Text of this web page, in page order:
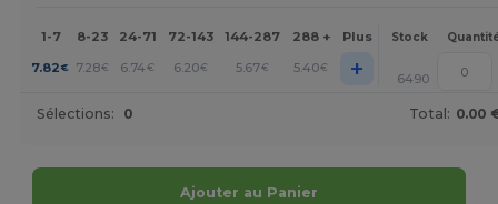
1-7 8-23 24-71 72-143 144-287 288 + Plus Stock
7.82 € 7.28€ 6.74 € 6.20€ 5.67€ 5.40€ + 6490
Sélections: 0 Total: 0.00
Ajouter au Panier